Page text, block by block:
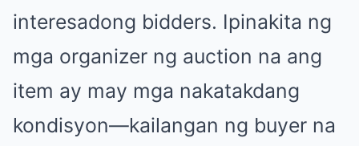
interesadong bidders. Ipinakita ng
mga organizer ng auction na ang
item ay may mga nakatakdang
kondisyon—kailangan ng buyer na